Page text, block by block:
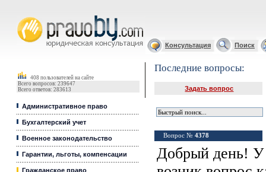
Консультация Поиск
408 пользователей на сайте
Всего вопросов: 239647
Всего ответов: 283613
Административное право
Бухгалтерский учет
Военное законодательство
Гарантии, льготы, компенсации
Гражданское право
Последние вопросы:
Задать вопрос
Вопрос № 4378
Добрый день! У